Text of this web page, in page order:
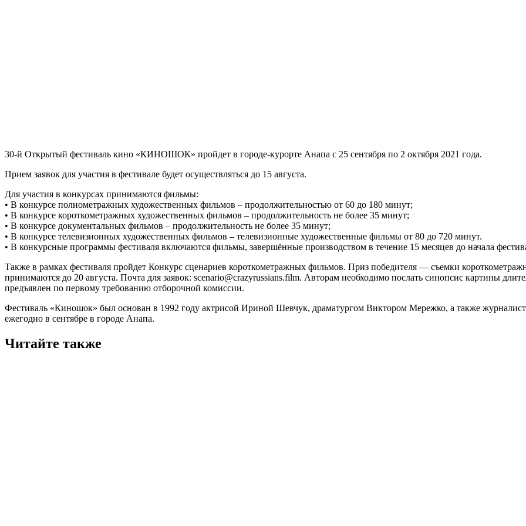
30-й Открытый фестиваль кино «КИНОШОК» пройдет в городе-курорте Анапа с 25 сентября по 2 октября 2021 года.
Прием заявок для участия в фестивале будет осуществляться до 15 августа.
Для участия в конкурсах принимаются фильмы:
• В конкурсе полнометражных художественных фильмов – продолжительностью от 60 до 180 минут;
• В конкурсе короткометражных художественных фильмов – продолжительность не более 35 минут;
• В конкурсе документальных фильмов – продолжительность не более 35 минут;
• В конкурсе телевизионных художественных фильмов – телевизионные художественные фильмы от 80 до 720 минут.
• В конкурсные программы фестиваля включаются фильмы, завершённые производством в течение 15 месяцев до начала
Также в рамках фестиваля пройдет Конкурс сценариев короткометражных фильмов. Приз победителя — съемки
принимаются до 20 августа. Почта для заявок: scenario@crazyrussians.film. Авторам необходимо послать синопсис картины
предъявлен по первому требованию отборочной комиссии.
Фестиваль «Киношок» был основан в 1992 году актрисой Ириной Шевчук, драматургом Виктором Мережко, а также
ежегодно в сентябре в городе Анапа.
Читайте также